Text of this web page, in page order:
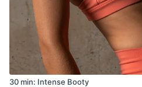
30 min: Intense Booty